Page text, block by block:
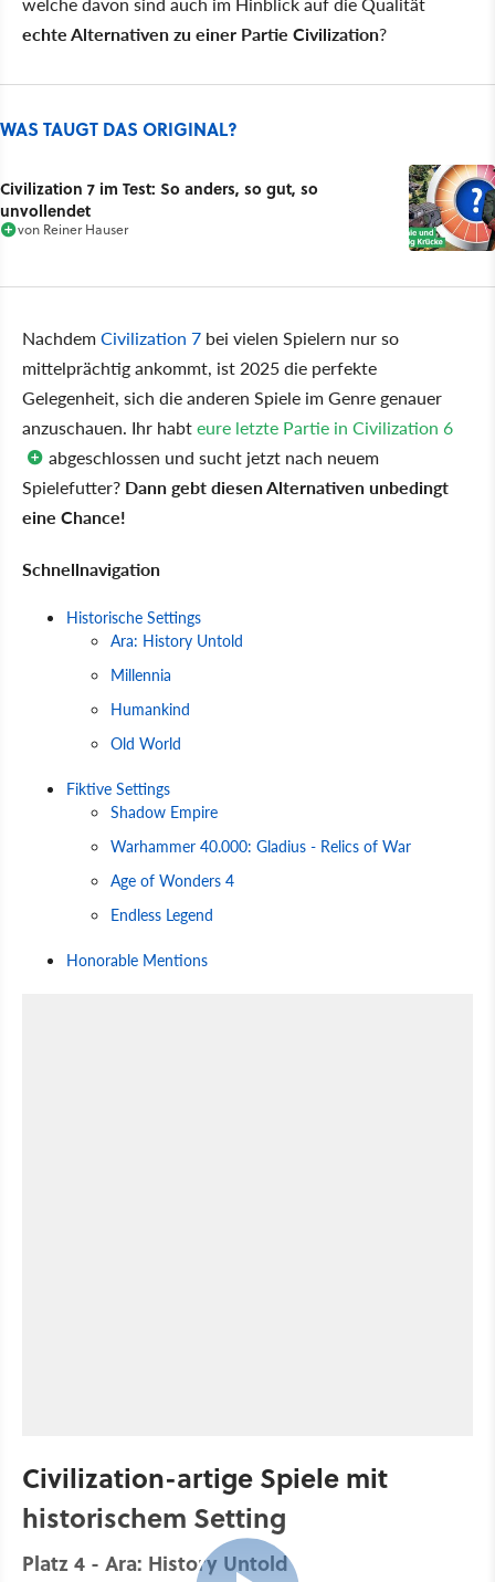
echte Alternativen zu einer Partie Civilization?
WAS TAUGT DAS ORIGINAL?
Civilization 7 im Test: So anders, so gut, so
unvollendet
von Reiner Hauser
NachdemCivilization 7 bei vielen Spielern nur so
mittelprächtig ankommt, ist 2025 die perfekte
Gelegenheit, sich die anderen Spiele im Genre genauer
anzuschauen. Ihr habteure letzte Partie in Civilization 6
abgeschlossen und sucht jetzt nach neuem
Spielefutter? Dann gebt diesen Alternativen unbedingt
eine Chance!
Schnellnavigation
Historische Settings
Ara: History Untold
Millennia
Humankind
Old World
Fiktive Settings
Shadow Empire
Warhammer 40.000: Gladius - Relics of War
Age of Wonders 4
Endless Legend
Honorable Mentions
Civilization-artige Spiele mit
historischem Setting
Platz 4 - Ara: History Untold